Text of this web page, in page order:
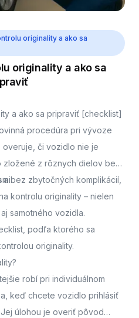
originality a ako sa
originality a ako sa
a ako sa pripraviť [checklist]
procedúra pri vývoze
či vozidlo nie je
z rôznych dielov bez
bez zbytočných komplikácií,
kontrolu originality – nielen
samotného vozidla.
podľa ktorého sa
originality.
robí pri individuálnom
keď chcete vozidlo prihlásiť
úlohou je overiť pôvod